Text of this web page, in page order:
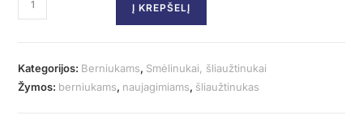
Į KREPŠELĮ
Kategorijos: Berniukams, Smėlinukai, šliaužtinukai
Žymos: berniukams, naujagimiams, šliaužtinukas